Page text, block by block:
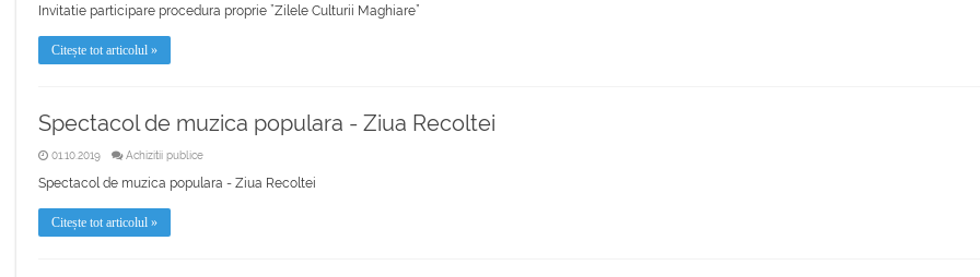
Invitatie participare procedura proprie ”Zilele Culturii Maghiare”
Citește tot articolul »
Spectacol de muzica populara - Ziua Recoltei
01.10.2019 Achizitii publice
Spectacol de muzica populara - Ziua Recoltei
Citește tot articolul »